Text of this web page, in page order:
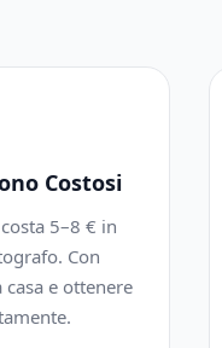
Costosi
5–8 € in
Con
e ottenere